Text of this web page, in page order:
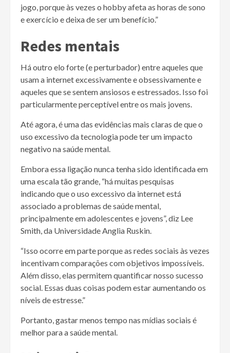
jogo, porque às vezes o hobby afeta as horas de sono
e exercício e deixa de ser um benefício.”
Redes mentais
Há outro elo forte (e perturbador) entre aqueles que
usam a internet excessivamente e obsessivamente e
aqueles que se sentem ansiosos e estressados. Isso foi
particularmente perceptível entre os mais jovens.
Até agora, é uma das evidências mais claras de que o
uso excessivo da tecnologia pode ter um impacto
negativo na saúde mental.
Embora essa ligação nunca tenha sido identificada em
uma escala tão grande, “há muitas pesquisas
indicando que o uso excessivo da internet está
associado a problemas de saúde mental,
principalmente em adolescentes e jovens”, diz Lee
Smith, da Universidade Anglia Ruskin.
“Isso ocorre em parte porque as redes sociais às vezes
incentivam comparações com objetivos impossíveis.
Além disso, elas permitem quantificar nosso sucesso
social. Essas duas coisas podem estar aumentando os
níveis de estresse.”
Portanto, gastar menos tempo nas mídias sociais é
melhor para a saúde mental.